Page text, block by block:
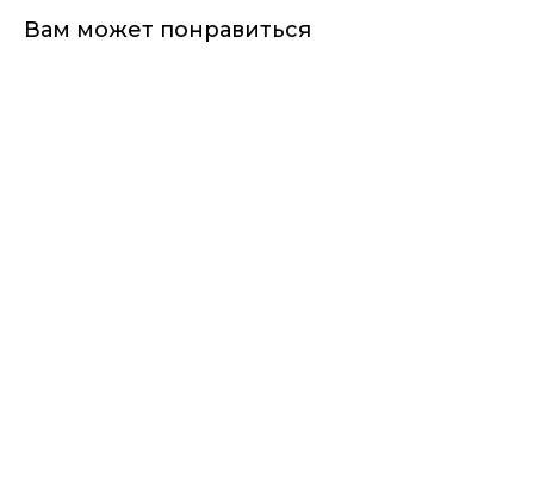
Вам может понравиться